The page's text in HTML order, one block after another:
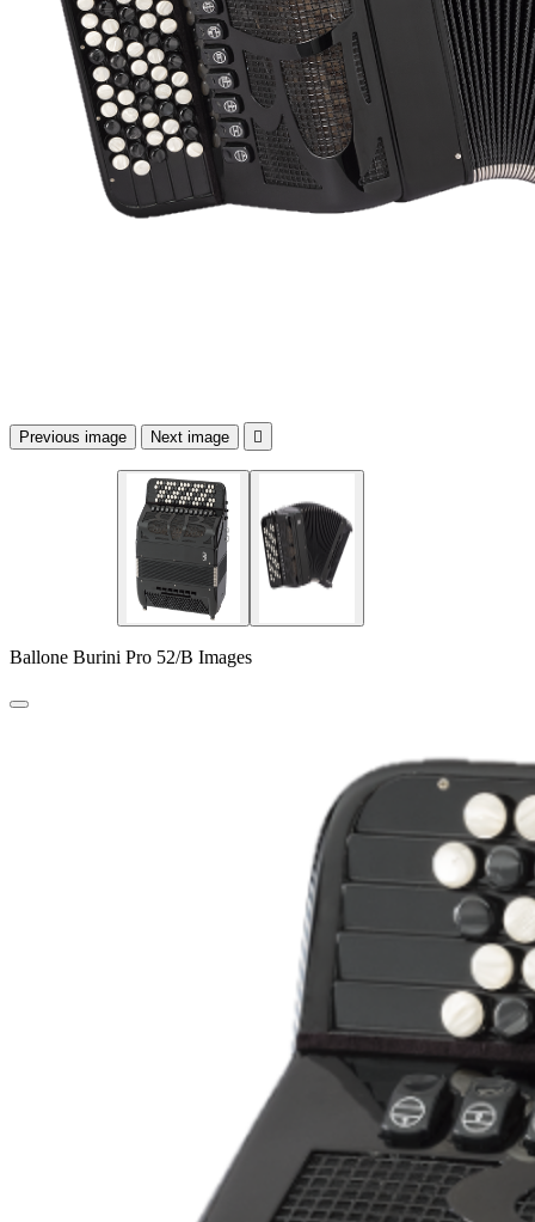
Previous image Next image 
Ballone Burini Pro 52/B Images